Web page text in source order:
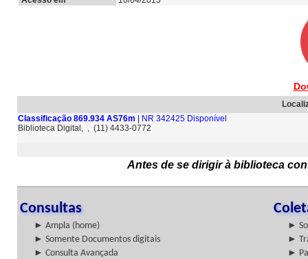
Classificação 869.934 AS76m | NR 342425 Disponível
Biblioteca Digital, , (11) 4433-0772
Antes de se dirigir à biblioteca
Consultas
► Ampla (home)
►
► Somente Documentos digitais
►
► Consulta Avançada
►